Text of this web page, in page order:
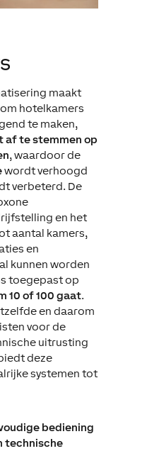
maakt
hotelkamers
te maken,
af te stemmen op
, waardoor de
wordt verhoogd
verbeterd. De
en het
aantal kamers,
en
kunnen worden
toegepast op
10 of 100 gaat.
en daarom
voor de
uitrusting
deze
systemen tot
bediening
technische